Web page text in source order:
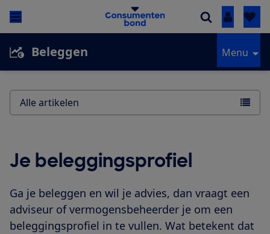
Inloggen
Beleggen Menu
Je beleggingsprofiel
Ga je beleggen en wil je advies, dan vraagt een
adviseur of vermogensbeheerder je om een
beleggingsprofiel in te vullen. Wat betekent dat
Alle artikelen